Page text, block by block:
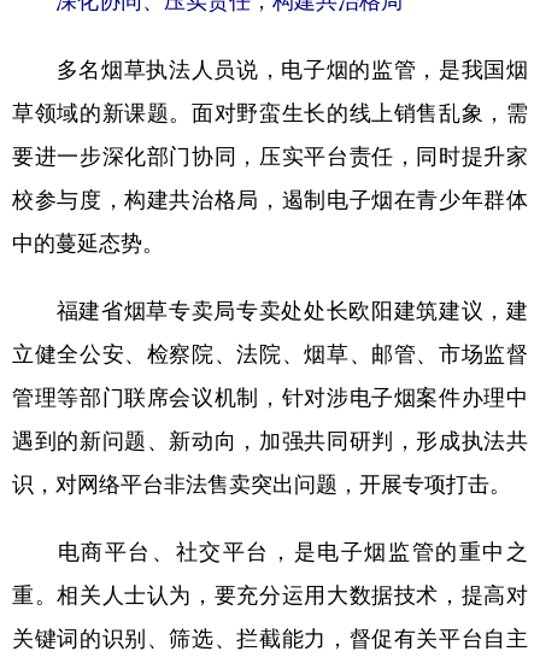
多名烟草执法人员说，电子烟的监管，是我国烟
草领域的新课题。面对野蛮生长的线上销售乱象，需
要进一步深化部门协同，压实平台责任，同时提升家
校参与度，构建共治格局，遏制电子烟在青少年群体
中的蔓延态势。
福建省烟草专卖局专卖处处长欧阳建筑建议，建
立健全公安、检察院、法院、烟草、邮管、市场监督
管理等部门联席会议机制，针对涉电子烟案件办理中
遇到的新问题、新动向，加强共同研判，形成执法共
识，对网络平台非法售卖突出问题，开展专项打击。
电商平台、社交平台，是电子烟监管的重中之
重。相关人士认为，要充分运用大数据技术，提高对
关键词的识别、筛选、拦截能力，督促有关平台自主